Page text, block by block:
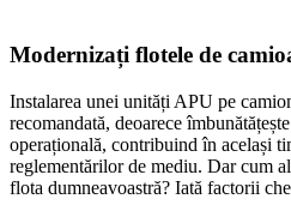
Modernizați flotele de
Instalarea unei unități APU pe
recomandată, deoarece
operațională, contribuind în același
reglementărilor de mediu. Dar cum
flota dumneavoastră? Iată factorii